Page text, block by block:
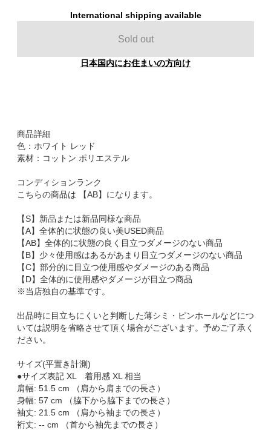
International shipping available
Sold out
日本国内にお住まいの方向け
商品詳細
色：ホワイト レッド
素材：コットン ポリエステル
コンディションランク
こちらの商品は 【AB】になります。
【S】新品または新品同様な商品
【A】全体的に状態の良い美USED商品
【AB】全体的に状態の良く目立つダメージのない商品
【B】少々使用感はあるがあまり目立つダメージのない商品
【C】部分的に目立つ使用感やダメージのある商品
【D】全体的に使用感やダメージが目立つ商品
※当店独自の基準です。
出品時に目立ちにくいと判断した薄シミ・ピンホールなどにつ
いては説明を省略させて頂く場合がございます。予めご了承く
ださい。
サイズ(平置き計測)
●サイズ表記 XL 着用感 XL 相当
肩幅: 51.5 cm （肩から肩までの長さ）
身幅: 57 cm （脇下から脇下までの長さ）
袖丈: 21.5 cm （肩から袖までの長さ）
裄丈: -- cm （首から袖先までの長さ）